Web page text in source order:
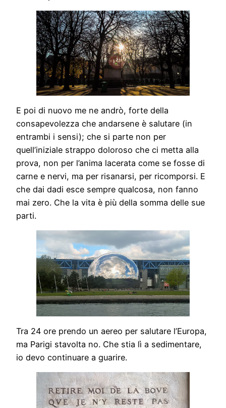
E poi di nuovo me ne andrò, forte della
consapevolezza che andarsene è salutare (in
entrambi i sensi); che si parte non per
quell’iniziale strappo doloroso che ci metta alla
prova, non per l’anima lacerata come se fosse di
carne e nervi, ma per risanarsi, per ricomporsi. E
che dai dadi esce sempre qualcosa, non fanno
mai zero. Che la vita è più della somma delle sue
parti.
Tra 24 ore prendo un aereo per salutare l’Europa,
ma Parigi stavolta no. Che stia lì a sedimentare,
io devo continuare a guarire.